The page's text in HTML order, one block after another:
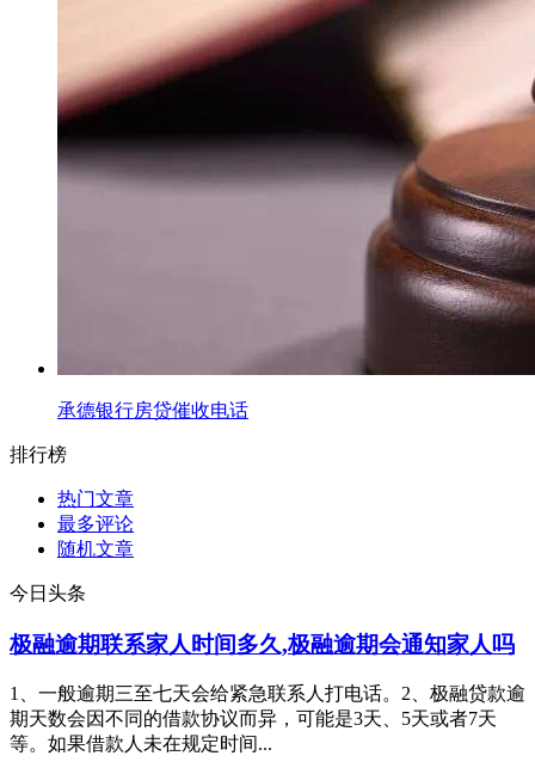
承德银行房贷催收电话
排行榜
热门文章
最多评论
随机文章
今日头条
极融逾期联系家人时间多久,极融逾期会通知家人吗
1、一般逾期三至七天会给紧急联系人打电话。2、极融贷款逾
期天数会因不同的借款协议而异，可能是3天、5天或者7天
等。如果借款人未在规定时间...